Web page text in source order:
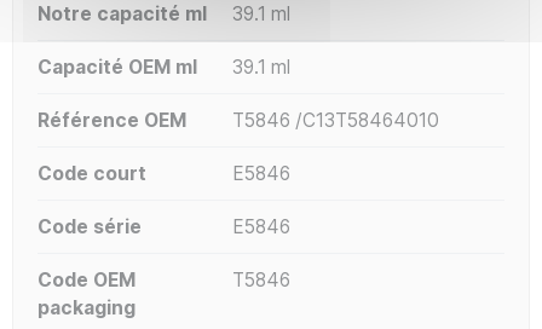
Notre capacité ml 39.1 ml
Capacité OEM ml 39.1 ml
Référence OEM T5846 /C13T58464010
Code court E5846
Code série E5846
Code OEM
packaging
T5846